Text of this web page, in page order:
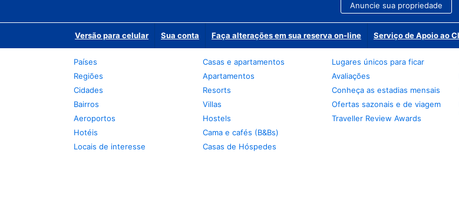
Anuncie sua propriedade
Versão para celular Sua conta Faça alterações em sua reserva on-line Serviço de Apoio ao
Países
Regiões
Cidades
Bairros
Aeroportos
Hotéis
Locais de interesse
Casas e apartamentos
Apartamentos
Resorts
Villas
Hostels
Cama e cafés (B&Bs)
Casas de Hóspedes
Lugares únicos para ficar
Avaliações
Conheça as estadias mensais
Ofertas sazonais e de viagem
Traveller Review Awards